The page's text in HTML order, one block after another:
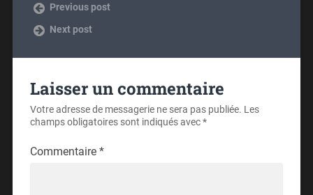
Previous post
Next post
Laisser un commentaire
Votre adresse de messagerie ne sera pas publiée. Les
champs obligatoires sont indiqués avec*
Commentaire *